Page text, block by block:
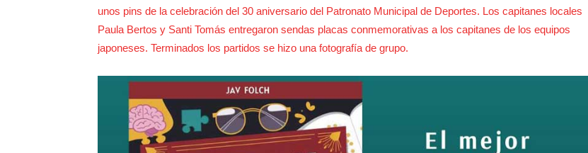
unos pins de la celebración del 30 aniversario del Patronato Municipal de Deportes. Los capitanes locales
Paula Bertos y Santi Tomás entregaron sendas placas conmemorativas a los capitanes de los equipos
japoneses. Terminados los partidos se hizo una fotografía de grupo.